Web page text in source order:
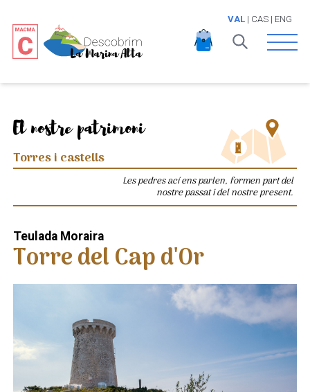
VAL| CAS| ENG
Open
El nostre patrimoni
Torres i castells
Les pedres ací ens parlen, formen part del
nostre passat i del nostre present.
Teulada Moraira
Torre del Cap d'Or